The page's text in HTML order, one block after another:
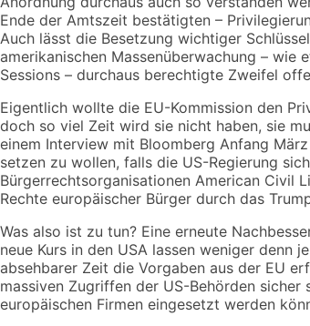
Ende der Amtszeit bestätigten –
Auch lässt die Besetzung wichtiger
amerikanischen Massenüberwachung –
Sessions – durchaus berechtigte Zweifel
Eigentlich wollte die EU-Kommission den
doch so viel Zeit wird sie nicht haben, sie
einem Interview mit Bloomberg Anfang
setzen zu wollen, falls die US-Regierung
Bürgerrechtsorganisationen American Civil
Rechte europäischer Bürger durch das
Was also ist zu tun? Eine erneute
neue Kurs in den USA lassen weniger denn
absehbarer Zeit die Vorgaben aus der EU
massiven Zugriffen der US-Behörden
europäischen Firmen eingesetzt werden